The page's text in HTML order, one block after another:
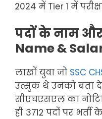
2024 में Tier 1 में
पदों के नाम
Name &
लाखों युवा जो SSC
उत्सुक थे उनको बता
सीएचएसएल का
ही 3712 पदों पर